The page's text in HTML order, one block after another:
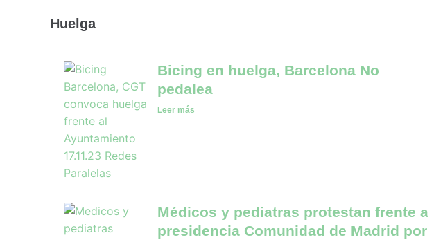
Huelga
Bicing en huelga, Barcelona No
pedalea
Leer más
Médicos y pediatras protestan frente a
presidencia Comunidad de Madrid por